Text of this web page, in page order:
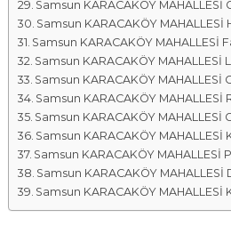
Samsun KARACAKÖY MAHALLESİ
Samsun KARACAKÖY
Samsun KARACAKÖY MAHALLESİ
Samsun KARACAKÖY
Samsun KARACAKÖY MAHALLESİ
Samsun KARACAKÖY
Samsun KARACAKÖY MAHALLESİ
Samsun KARACAKÖY
Samsun KARACAKÖY
Samsun KARACAKÖY
Samsun KARACAKÖY